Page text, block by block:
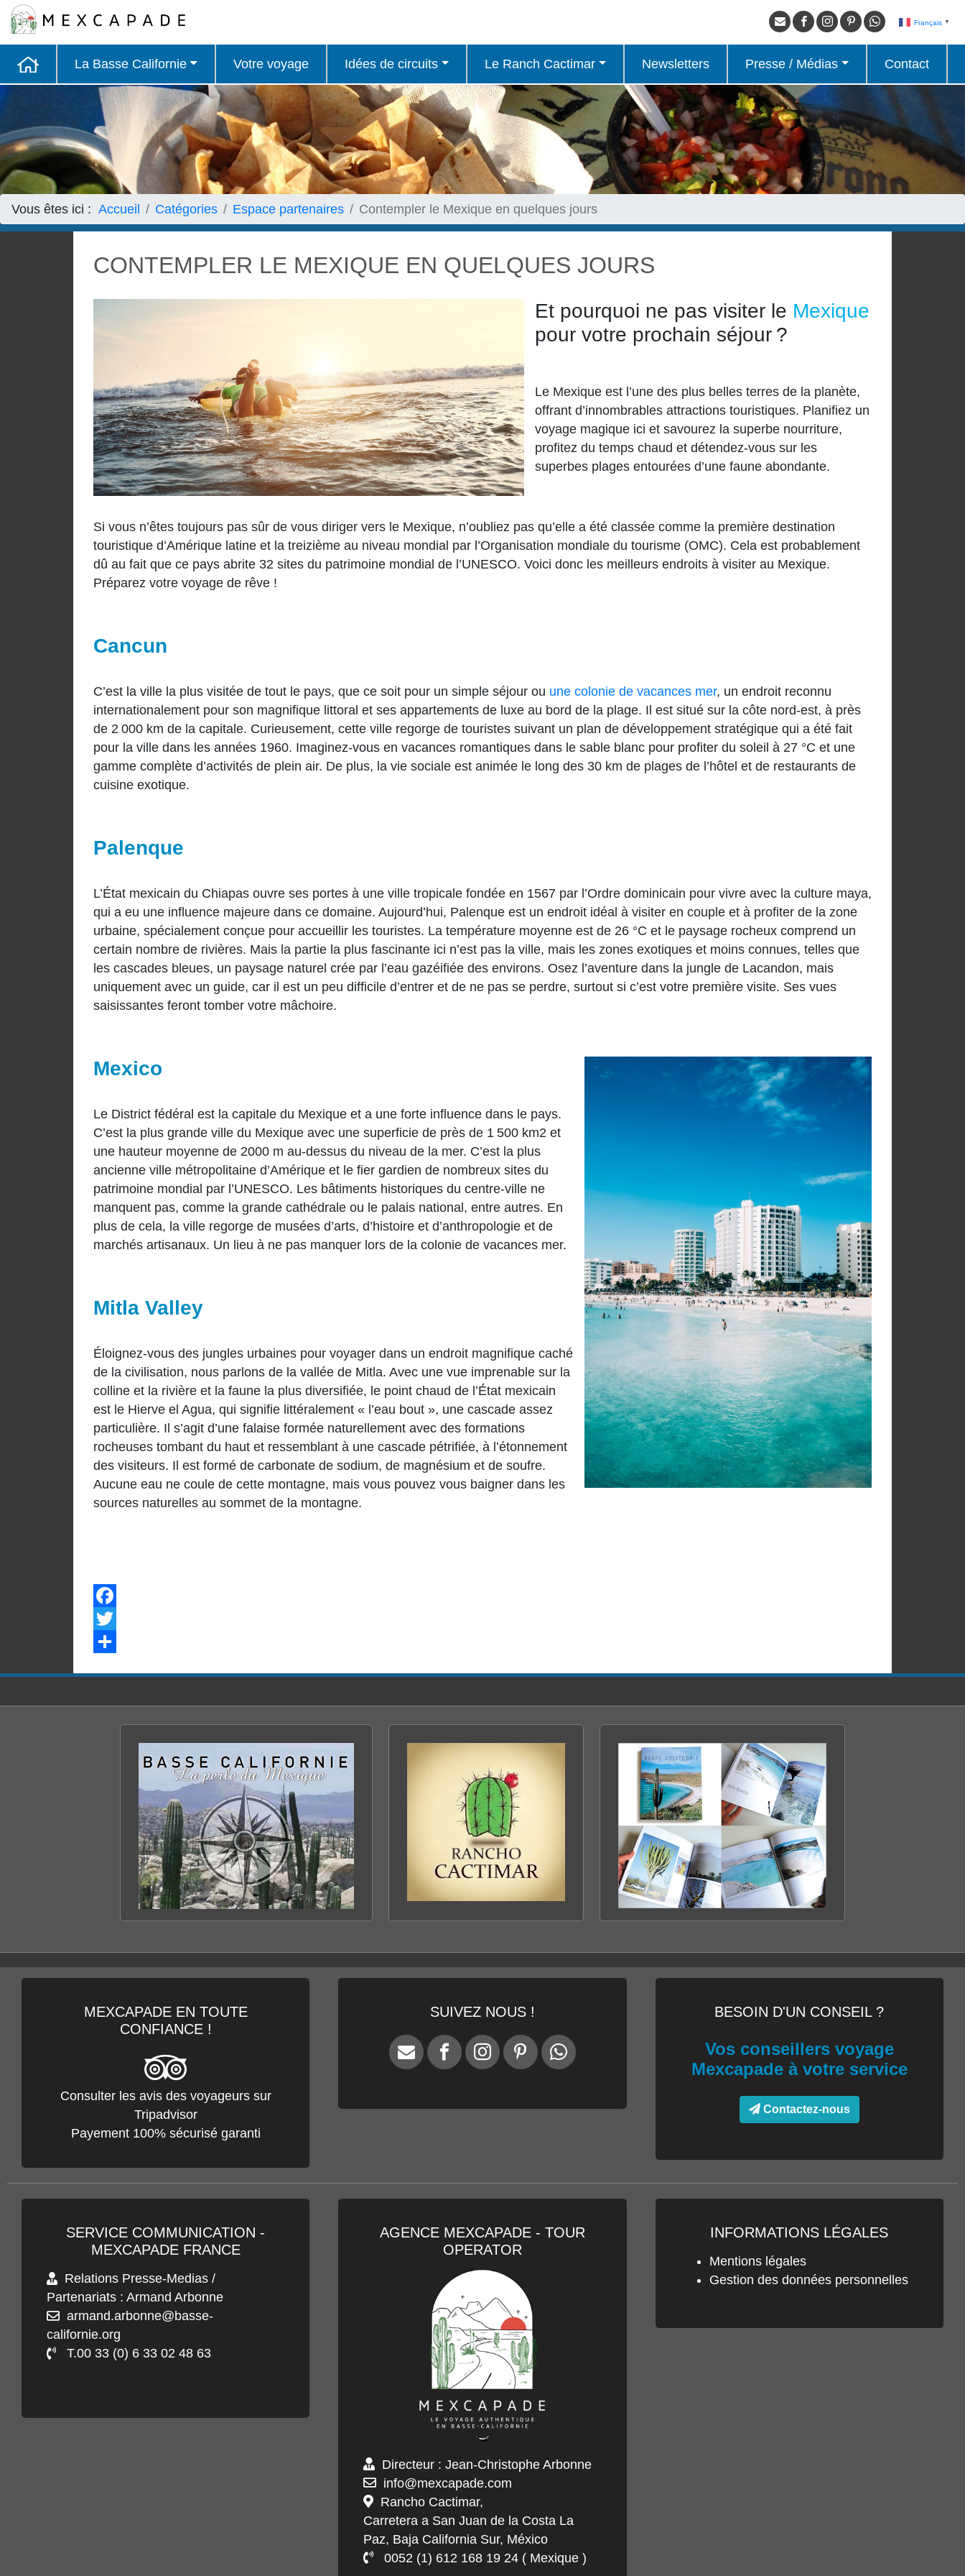
Français ▼
La Basse Californie Votre voyage Idées de circuits Le Ranch Cactimar Newsletters Presse / Médias Contact
Vous êtes ici : Accueil Catégories Espace partenaires Contempler le Mexique en quelques jours
CONTEMPLER LE MEXIQUE EN QUELQUES JOURS
Et pourquoi ne pas visiter le Mexique
pour votre prochain séjour ?
Le Mexique est l’une des plus belles terres de la planète,
offrant d’innombrables attractions touristiques. Planifiez un
voyage magique ici et savourez la superbe nourriture,
profitez du temps chaud et détendez-vous sur les
superbes plages entourées d’une faune abondante.
Si vous n’êtes toujours pas sûr de vous diriger vers le Mexique, n’oubliez pas qu’elle a été classée comme la première destination
touristique d’Amérique latine et la treizième au niveau mondial par l’Organisation mondiale du tourisme (OMC). Cela est probablement
dû au fait que ce pays abrite 32 sites du patrimoine mondial de l’UNESCO. Voici donc les meilleurs endroits à visiter au Mexique.
Préparez votre voyage de rêve !
Cancun
C’est la ville la plus visitée de tout le pays, que ce soit pour un simple séjour ou une colonie de vacances mer, un endroit reconnu
internationalement pour son magnifique littoral et ses appartements de luxe au bord de la plage. Il est situé sur la côte nord-est, à près
de 2 000 km de la capitale. Curieusement, cette ville regorge de touristes suivant un plan de développement stratégique qui a été fait
pour la ville dans les années 1960. Imaginez-vous en vacances romantiques dans le sable blanc pour profiter du soleil à 27 °C et une
gamme complète d’activités de plein air. De plus, la vie sociale est animée le long des 30 km de plages de l’hôtel et de restaurants de
cuisine exotique.
Palenque
L’État mexicain du Chiapas ouvre ses portes à une ville tropicale fondée en 1567 par l’Ordre dominicain pour vivre avec la culture maya,
qui a eu une influence majeure dans ce domaine. Aujourd’hui, Palenque est un endroit idéal à visiter en couple et à profiter de la zone
urbaine, spécialement conçue pour accueillir les touristes. La température moyenne est de 26 °C et le paysage rocheux comprend un
certain nombre de rivières. Mais la partie la plus fascinante ici n’est pas la ville, mais les zones exotiques et moins connues, telles que
les cascades bleues, un paysage naturel crée par l’eau gazéifiée des environs. Osez l’aventure dans la jungle de Lacandon, mais
uniquement avec un guide, car il est un peu difficile d’entrer et de ne pas se perdre, surtout si c’est votre première visite. Ses vues
saisissantes feront tomber votre mâchoire.
Mexico
Le District fédéral est la capitale du Mexique et a une forte influence dans le pays.
C’est la plus grande ville du Mexique avec une superficie de près de 1 500 km2 et
une hauteur moyenne de 2000 m au-dessus du niveau de la mer. C’est la plus
ancienne ville métropolitaine d’Amérique et le fier gardien de nombreux sites du
patrimoine mondial par l’UNESCO. Les bâtiments historiques du centre-ville ne
manquent pas, comme la grande cathédrale ou le palais national, entre autres. En
plus de cela, la ville regorge de musées d’arts, d’histoire et d’anthropologie et de
marchés artisanaux. Un lieu à ne pas manquer lors de la colonie de vacances mer.
Mitla Valley
Éloignez-vous des jungles urbaines pour voyager dans un endroit magnifique caché
de la civilisation, nous parlons de la vallée de Mitla. Avec une vue imprenable sur la
colline et la rivière et la faune la plus diversifiée, le point chaud de l’État mexicain
est le Hierve el Agua, qui signifie littéralement « l’eau bout », une cascade assez
particulière. Il s’agit d’une falaise formée naturellement avec des formations
rocheuses tombant du haut et ressemblant à une cascade pétrifiée, à l’étonnement
des visiteurs. Il est formé de carbonate de sodium, de magnésium et de soufre.
Aucune eau ne coule de cette montagne, mais vous pouvez vous baigner dans les
sources naturelles au sommet de la montagne.
Facebook
Twitter
MEXCAPADE EN TOUTE
CONFIANCE !
Consulter les avis des voyageurs sur
Tripadvisor
Payement 100% sécurisé garanti
SUIVEZ NOUS ! BESOIN D'UN CONSEIL ?
Vos conseillers voyage
Mexcapade à votre service
Contactez-nous
SERVICE COMMUNICATION -
MEXCAPADE FRANCE
Relations Presse-Medias /
Partenariats : Armand Arbonne
armand.arbonne@basse-
californie.org
T.00 33 (0) 6 33 02 48 63
AGENCE MEXCAPADE - TOUR
OPERATOR
Directeur : Jean-Christophe Arbonne
info@mexcapade.com
Rancho Cactimar,
Carretera a San Juan de la Costa La
Paz, Baja California Sur, México
0052 (1) 612 168 19 24 ( Mexique )
INFORMATIONS LÉGALES
Mentions légales
Gestion des données personnelles